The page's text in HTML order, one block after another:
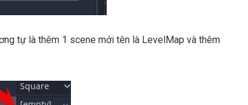
tự là thêm 1 scene mới tên là LevelMap và thêm